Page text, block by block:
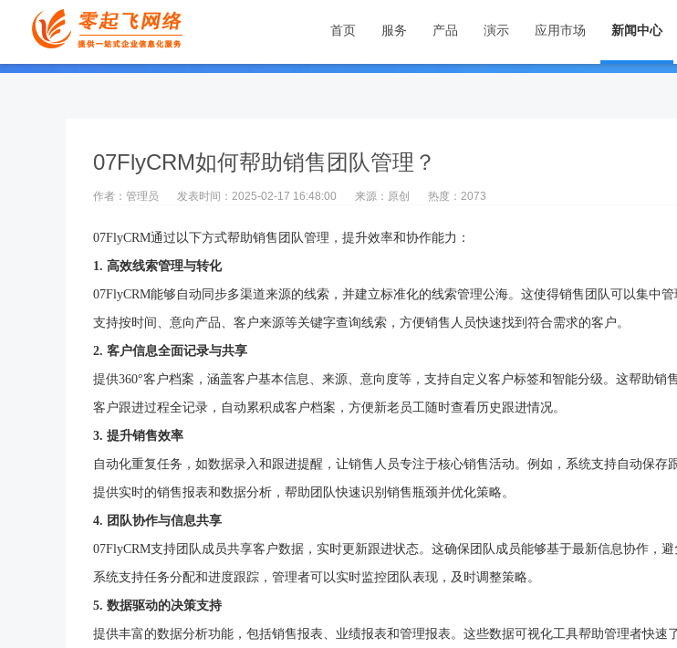
首页 服务 产品 演示 应用市场 新闻中心
07FlyCRM如何帮助销售团队管理？
作者：管理员 发表时间：2025-02-17 16:48:00 来源：原创 热度：2073
07FlyCRM通过以下方式帮助销售团队管理，提升效率和协作能力：
1. 高效线索管理与转化
07FlyCRM能够自动同步多渠道来源的线索，并建立标准化的线索管理公海。这使得销售团队可以集中
支持按时间、意向产品、客户来源等关键字查询线索，方便销售人员快速找到符合需求的客户。
2. 客户信息全面记录与共享
提供360°客户档案，涵盖客户基本信息、来源、意向度等，支持自定义客户标签和智能分级。这帮助销
客户跟进过程全记录，自动累积成客户档案，方便新老员工随时查看历史跟进情况。
3. 提升销售效率
自动化重复任务，如数据录入和跟进提醒，让销售人员专注于核心销售活动。例如，系统支持自动保存
提供实时的销售报表和数据分析，帮助团队快速识别销售瓶颈并优化策略。
4. 团队协作与信息共享
07FlyCRM支持团队成员共享客户数据，实时更新跟进状态。这确保团队成员能够基于最新信息协作，避
系统支持任务分配和进度跟踪，管理者可以实时监控团队表现，及时调整策略。
5. 数据驱动的决策支持
提供丰富的数据分析功能，包括销售报表、业绩报表和管理报表。这些数据可视化工具帮助管理者快速